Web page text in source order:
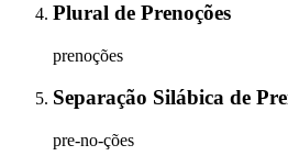
Plural de Prenoções
prenoções
Separação Silábica de
pre-no-ções